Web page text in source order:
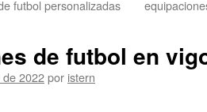
futbol personalizadas
de futbol en
2022por istern